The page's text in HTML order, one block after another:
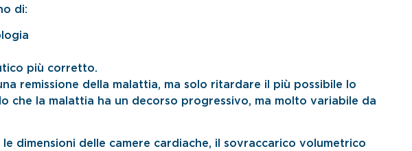
di:
più corretto.
remissione della malattia, ma solo ritardare il più possibile lo
che la malattia ha un decorso progressivo, ma molto variabile da
le dimensioni delle camere cardiache, il sovraccarico volumetrico